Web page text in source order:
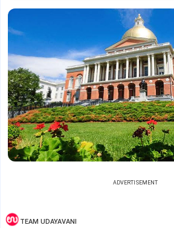
ADVERTISEMENT
TEAM UDAYAVANI